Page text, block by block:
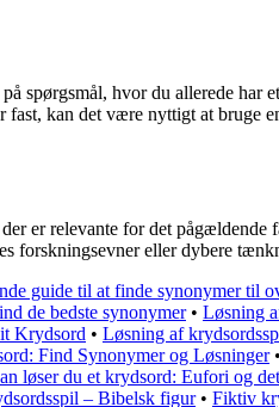
spørgsmål, hvor du allerede har
kan det være nyttigt at bruge
er relevante for det
forskningsevner eller dybere
guide til at finde synonymer til
de bedste synonymer• Løsning
Krydsord • Løsning af
Find Synonymer og Løsninger•
løser du et krydsord: Eufori og
– Bibelsk figur• Fiktiv